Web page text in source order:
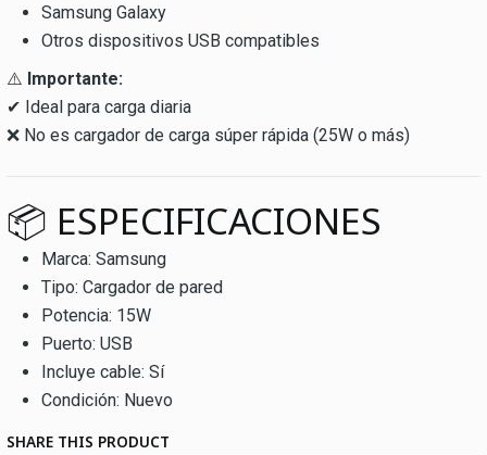
Samsung Galaxy
Otros dispositivos USB compatibles
⚠️ Importante:
✔ Ideal para carga diaria
❌ No es cargador de carga súper rápida (25W o más)
📦 ESPECIFICACIONES
Marca: Samsung
Tipo: Cargador de pared
Potencia: 15W
Puerto: USB
Incluye cable: Sí
Condición: Nuevo
SHARE THIS PRODUCT